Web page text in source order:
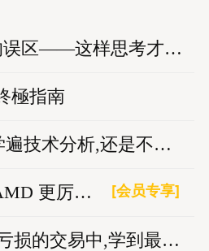
交易者的误区——这样思考才能赚钱
極指南
为什么学遍技术分析,还是不赚钱？
远比 Po3/AMD 更厉害的交易模型 [会员专享]
今年我从亏损的交易中,学到最重要的3件事